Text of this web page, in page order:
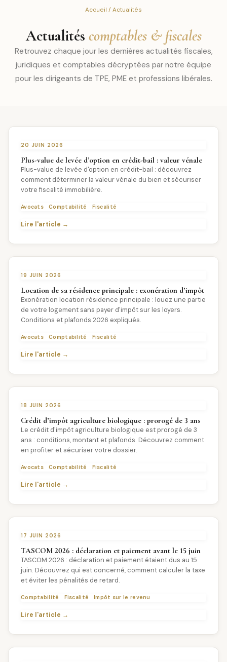
Accueil / Actualités
Actualités comptables & fiscales
Retrouvez chaque jour les dernières actualités fiscales,
juridiques et comptables décryptées par notre équipe
pour les dirigeants de TPE, PME et professions libérales.
20 JUIN 2026
Plus-value de levée d’option en crédit-bail : valeur vénale
Plus-value de levée d'option en crédit-bail : découvrez
comment déterminer la valeur vénale du bien et sécuriser
votre fiscalité immobilière.
Avocats Comptabilité Fiscalité
Lire l'article →
19 JUIN 2026
Location de sa résidence principale : exonération d’impôt
Exonération location résidence principale : louez une partie
de votre logement sans payer d'impôt sur les loyers.
Conditions et plafonds 2026 expliqués.
Avocats Comptabilité Fiscalité
Lire l'article →
18 JUIN 2026
Crédit d’impôt agriculture biologique : prorogé de 3 ans
Le crédit d'impôt agriculture biologique est prorogé de 3
ans : conditions, montant et plafonds. Découvrez comment
en profiter et sécuriser votre dossier.
Avocats Comptabilité Fiscalité
Lire l'article →
17 JUIN 2026
TASCOM 2026 : déclaration et paiement avant le 15 juin
TASCOM 2026 : déclaration et paiement étaient dus au 15
juin. Découvrez qui est concerné, comment calculer la taxe
et éviter les pénalités de retard.
Comptabilité Fiscalité Impôt sur le revenu
Lire l'article →